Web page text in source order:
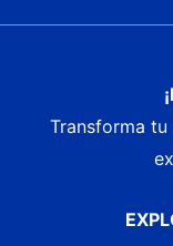
Transforma